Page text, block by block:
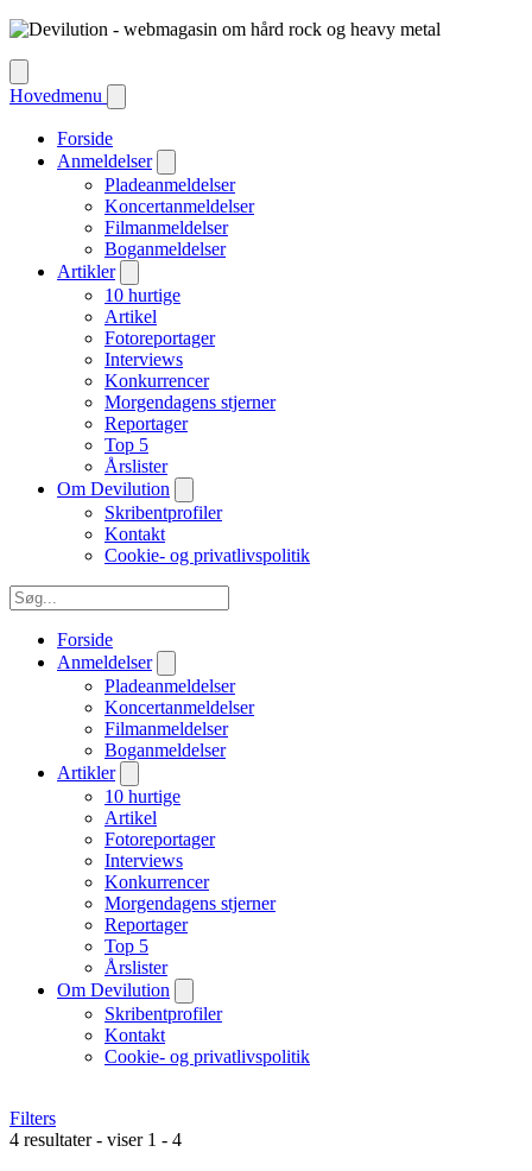
Hovedmenu
Forside
Anmeldelser
Pladeanmeldelser
Koncertanmeldelser
Filmanmeldelser
Boganmeldelser
Artikler
10 hurtige
Artikel
Fotoreportager
Interviews
Konkurrencer
Morgendagens stjerner
Reportager
Top 5
Årslister
Om Devilution
Skribentprofiler
Kontakt
Cookie- og privatlivspolitik
Forside
Anmeldelser
Pladeanmeldelser
Koncertanmeldelser
Filmanmeldelser
Boganmeldelser
Artikler
10 hurtige
Artikel
Fotoreportager
Interviews
Konkurrencer
Morgendagens stjerner
Reportager
Top 5
Årslister
Om Devilution
Skribentprofiler
Kontakt
Cookie- og privatlivspolitik
Filters
4 resultater - viser 1 - 4